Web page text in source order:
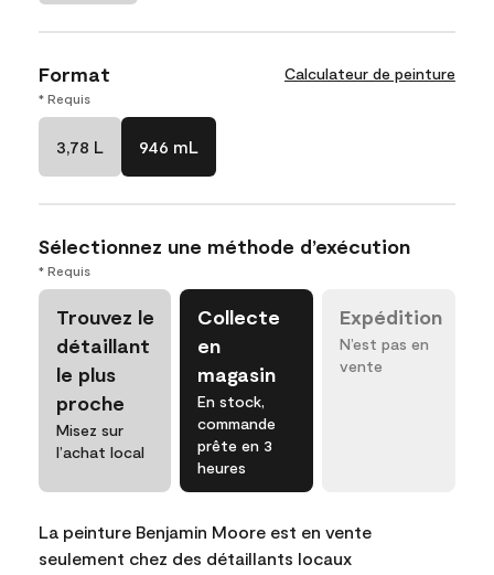
Format Calculateur de peinture
* Requis
3,78 L 946 mL
Sélectionnez une méthode d’exécution
* Requis
Trouvez le
détaillant
le plus
proche
Misez sur
l’achat local
Collecte
en
magasin
En stock,
commande
prête en 3
heures
Expédition
N’est pas en
vente
La peinture Benjamin Moore est en vente
seulement chez des détaillants locaux